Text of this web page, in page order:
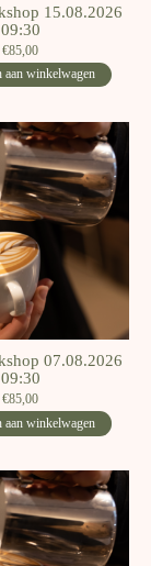
15.08.2026
09:30
€85,00
aan winkelwagen
07.08.2026
09:30
€85,00
aan winkelwagen